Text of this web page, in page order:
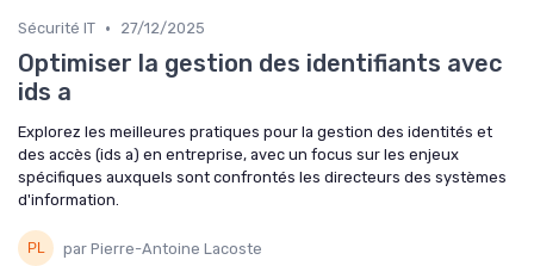
Sécurité IT • 27/12/2025
Optimiser la gestion des identifiants avec
ids a
Explorez les meilleures pratiques pour la gestion des identités et
des accès (ids a) en entreprise, avec un focus sur les enjeux
spécifiques auxquels sont confrontés les directeurs des systèmes
d'information.
par Pierre-Antoine Lacoste